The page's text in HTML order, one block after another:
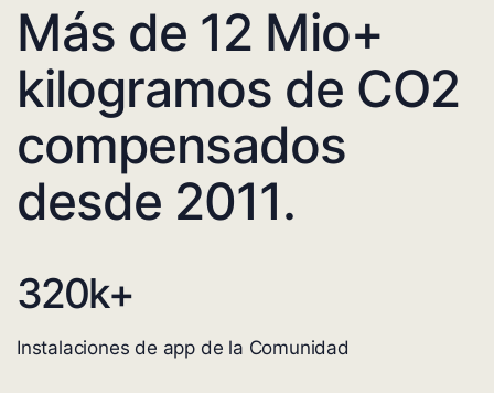
Más de 12 Mio+
kilogramos de CO2
compensados
desde 2011.
320k+
Instalaciones de app de la Comunidad